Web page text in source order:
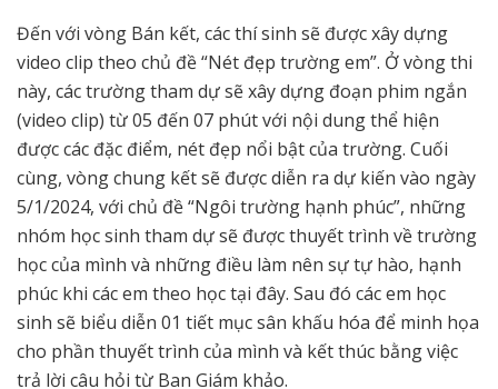
Đến với vòng Bán kết, các thí sinh sẽ được xây dựng
video clip theo chủ đề “Nét đẹp trường em”. Ở vòng thi
này, các trường tham dự sẽ xây dựng đoạn phim ngắn
(video clip) từ 05 đến 07 phút với nội dung thể hiện
được các đặc điểm, nét đẹp nổi bật của trường. Cuối
cùng, vòng chung kết sẽ được diễn ra dự kiến vào ngày
5/1/2024, với chủ đề “Ngôi trường hạnh phúc”, những
nhóm học sinh tham dự sẽ được thuyết trình về trường
học của mình và những điều làm nên sự tự hào, hạnh
phúc khi các em theo học tại đây. Sau đó các em học
sinh sẽ biểu diễn 01 tiết mục sân khấu hóa để minh họa
cho phần thuyết trình của mình và kết thúc bằng việc
trả lời câu hỏi từ Ban Giám khảo.